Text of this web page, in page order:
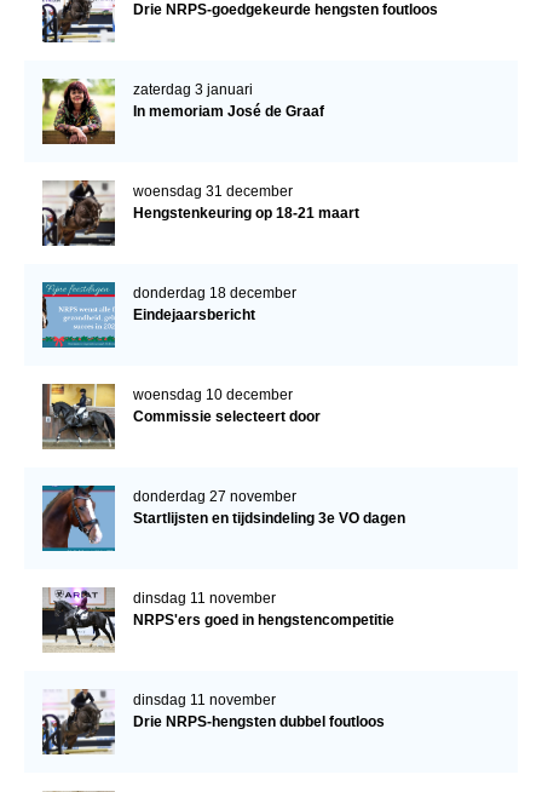
Drie NRPS-goedgekeurde hengsten foutloos
zaterdag 3 januari
In memoriam José de Graaf
woensdag 31 december
Hengstenkeuring op 18-21 maart
donderdag 18 december
Eindejaarsbericht
woensdag 10 december
Commissie selecteert door
donderdag 27 november
Startlijsten en tijdsindeling 3e VO dagen
dinsdag 11 november
NRPS'ers goed in hengstencompetitie
dinsdag 11 november
Drie NRPS-hengsten dubbel foutloos